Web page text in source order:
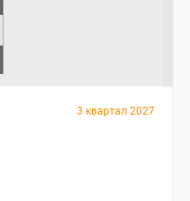
3 квартал 2027